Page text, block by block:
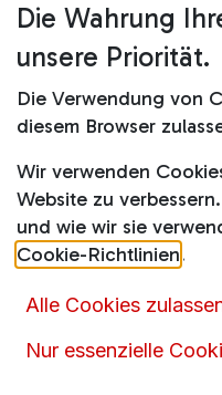
Gaschler-Preis
Die Wahrung
unsere Priorität.
Die Verwendung von
diesem Browser
Wir verwenden
Website zu
und wie wir sie
Cookie-Richtlinien.
Alle Cookies
Nur essenzielle